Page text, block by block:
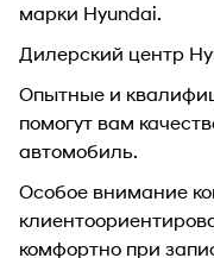
марки Hyundai.
Дилерский центр
Опытные и
помогут вам
автомобиль.
Особое внимание
комфортно при